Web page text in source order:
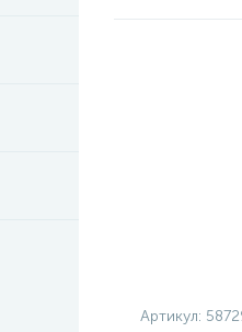
Артикул: